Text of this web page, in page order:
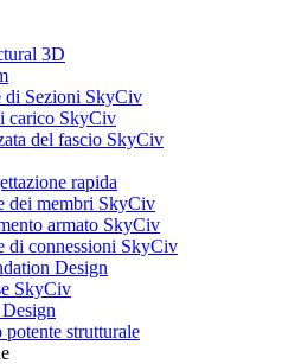
3D
di Sezioni SkyCiv
carico SkyCiv
del fascio SkyCiv
rapida
dei membri SkyCiv
armato SkyCiv
di connessioni SkyCiv
Design
SkyCiv
strutturale